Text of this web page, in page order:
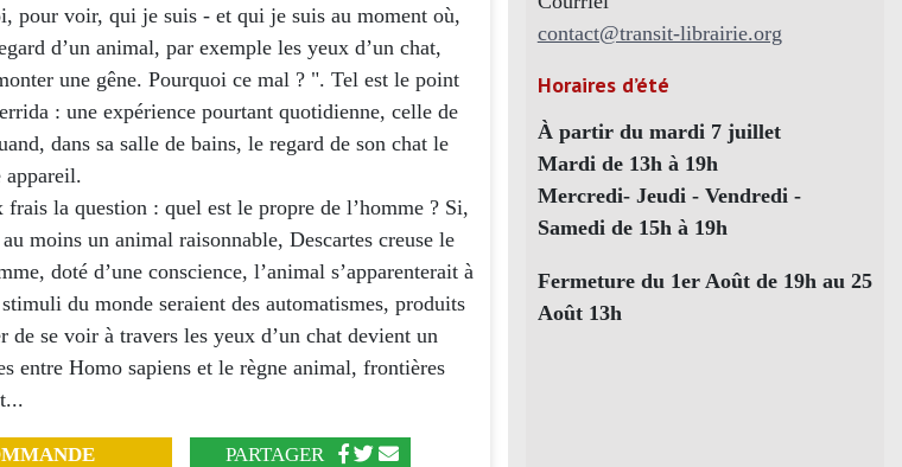
pour voir, qui je suis - et qui je suis au moment où,
d’un animal, par exemple les yeux d’un chat,
une gêne. Pourquoi ce mal ? ". Tel est le point
: une expérience pourtant quotidienne, celle de
dans sa salle de bains, le regard de son chat le
appareil.
frais la question : quel est le propre de l’homme ? Si,
moins un animal raisonnable, Descartes creuse le
doté d’une conscience, l’animal s’apparenterait à
du monde seraient des automatismes, produits
de se voir à travers les yeux d’un chat devient un
entre Homo sapiens et le règne animal, frontières
PARTAGER
contact@transit-librairie.org
Horaires d’été
À partir du mardi 7 juillet
Mardi de 13h à 19h
Mercredi- Jeudi - Vendredi -
Samedi de 15h à 19h
Fermeture du 1er Août de 19h au 25
Août 13h